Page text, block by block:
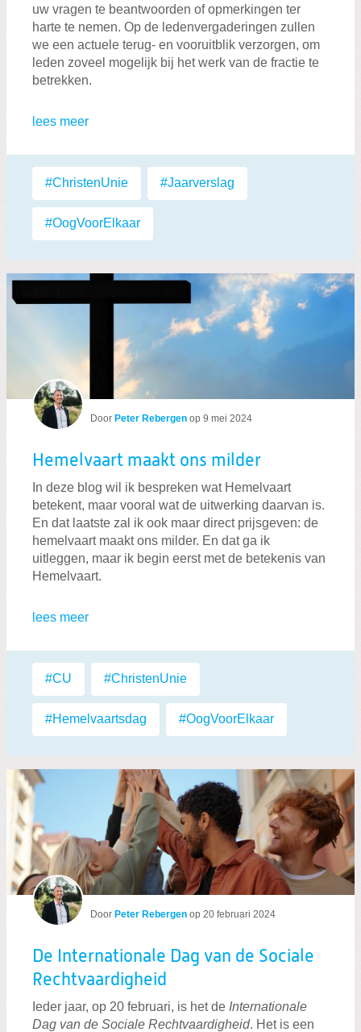
uw vragen te beantwoorden of opmerkingen ter
harte te nemen. Op de ledenvergaderingen zullen
we een actuele terug- en vooruitblik verzorgen, om
leden zoveel mogelijk bij het werk van de fractie te
betrekken.
lees meer
Labels:
#ChristenUnie #Jaarverslag
#OogVoorElkaar
Door Peter Rebergen op 9 mei 2024
Hemelvaart maakt ons milder
In deze blog wil ik bespreken wat Hemelvaart
betekent, maar vooral wat de uitwerking daarvan is.
En dat laatste zal ik ook maar direct prijsgeven: de
hemelvaart maakt ons milder. En dat ga ik
uitleggen, maar ik begin eerst met de betekenis van
Hemelvaart.
lees meer
Labels:
#CU #ChristenUnie
#Hemelvaartsdag #OogVoorElkaar
Door Peter Rebergen op 20 februari 2024
De Internationale Dag van de Sociale
Rechtvaardigheid
Ieder jaar, op 20 februari, is het de Internationale
Dag van de Sociale Rechtvaardigheid. Het is een